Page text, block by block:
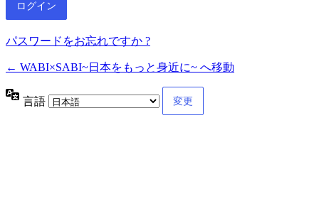
パスワードをお忘れですか ?
← WABI×SABI~日本をもっと身近に~ へ移動
言語